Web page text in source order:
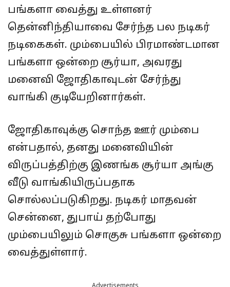
பங்களா வைத்து உள்ளனர்
தென்னிந்தியாவை சேர்ந்த பல நடிகர்
நடிகைகள். மும்பையில் பிரமாண்டமான
பங்களா ஒன்றை சூர்யா, அவரது
மனைவி ஜோதிகாவுடன் சேர்ந்து
வாங்கி குடியேறினார்கள்.
ஜோதிகாவுக்கு சொந்த ஊர் மும்பை
என்பதால், தனது மனைவியின்
விருப்பத்திற்கு இணங்க சூர்யா அங்கு
வீடு வாங்கியிருப்பதாக
சொல்லப்படுகிறது. நடிகர் மாதவன்
சென்னை, துபாய் தற்போது
மும்பையிலும் சொகுசு பங்களா ஒன்றை
வைத்துள்ளார்.